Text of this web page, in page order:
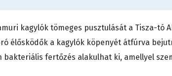
kagylók tömeges pusztulását a Tisza-tó
élősködők a kagylók köpenyét átfúrva
bakteriális fertőzés alakulhat ki, amellyel